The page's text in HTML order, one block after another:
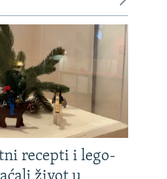
recepti i lego-